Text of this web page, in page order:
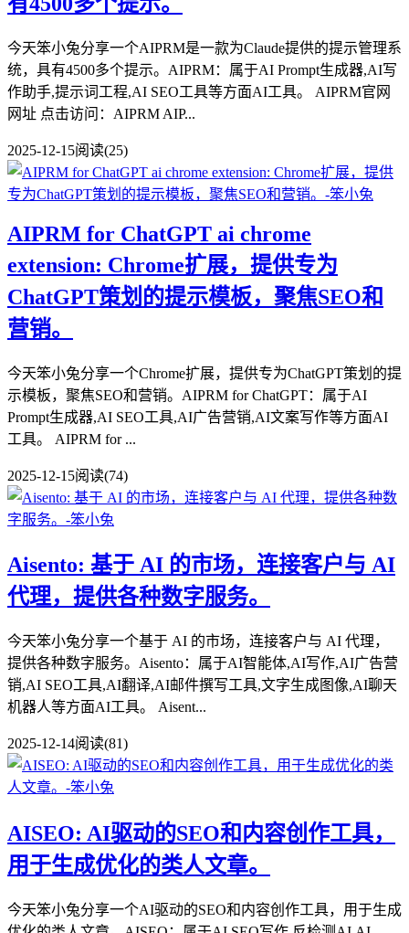
今天笨小兔分享一个AIPRM是一款为Claude提供的提示管理系
统，具有4500多个提示。AIPRM：属于AI Prompt生成器,AI写
作助手,提示词工程,AI SEO工具等方面AI工具。 AIPRM官网
网址 点击访问：AIPRM AIP...
2025-12-15阅读(25)
AIPRM for ChatGPT ai chrome
extension: Chrome扩展，提供专为
ChatGPT策划的提示模板，聚焦SEO和
营销。
今天笨小兔分享一个Chrome扩展，提供专为ChatGPT策划的提
示模板，聚焦SEO和营销。AIPRM for ChatGPT：属于AI
Prompt生成器,AI SEO工具,AI广告营销,AI文案写作等方面AI
工具。 AIPRM for ...
2025-12-15阅读(74)
Aisento: 基于 AI 的市场，连接客户与 AI
代理，提供各种数字服务。
今天笨小兔分享一个基于 AI 的市场，连接客户与 AI 代理，
提供各种数字服务。Aisento：属于AI智能体,AI写作,AI广告营
销,AI SEO工具,AI翻译,AI邮件撰写工具,文字生成图像,AI聊天
机器人等方面AI工具。 Aisent...
2025-12-14阅读(81)
AISEO: AI驱动的SEO和内容创作工具，
用于生成优化的类人文章。
今天笨小兔分享一个AI驱动的SEO和内容创作工具，用于生成